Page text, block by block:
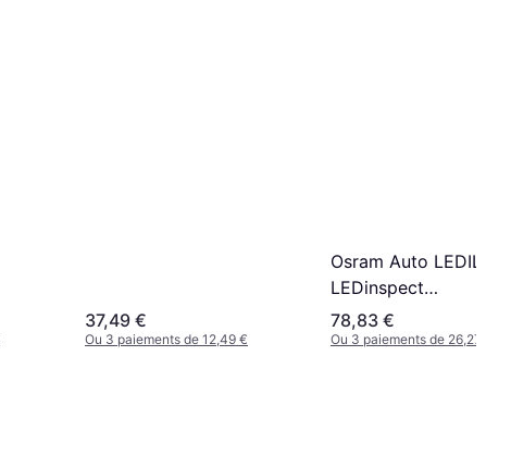
37,49 €
Ou 3 paiements de 12,49 €
Osram Auto LEDIL415
LEDinspect
RECHARGEABLE
UNDERBONNET
78,83 €
Ou 3 paiements de 26,27 €